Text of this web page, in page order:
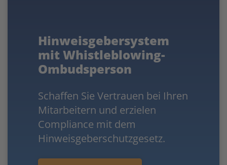
Hinweisgebersystem
mit Whistleblowing-
Ombudsperson
Schaffen Sie Vertrauen bei Ihren
Mitarbeitern und erzielen
Compliance mit dem
Hinweisgeberschutzgesetz.